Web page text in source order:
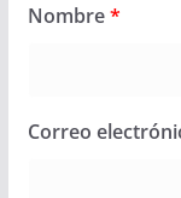
Nombre*
Correo